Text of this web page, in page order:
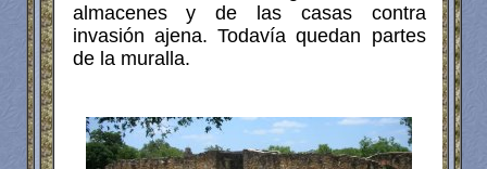
almacenes y de las casas contra
invasión ajena. Todavía quedan partes
de la muralla.